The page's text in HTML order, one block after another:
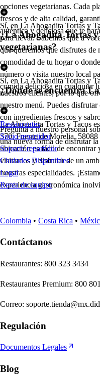
opciones vegetarianas. Cada
frescos y de alta calidad,
auténtica y deliciosa que te
Sí, en La Ahogadita Tortas y
para llevar. Sabemos que a
que queremos que disfrutes de
comodidad de tu hogar o
número o visita nuestro local
comida deliciosa en cualquier
¿La Ahogadita Tortas y
vegetarianas?
Sí, en La Ahogadita Tortas y
nuestros clientes, por lo que
nuestro menú. Puedes
con ingredientes frescos y
Pregunta a nuestro personal
una nueva forma de disfrutar
¿Dónde se encuentra
La Ahogadita Tortas y Tacos
370, Fuente de Morelia,
ubicación es fácil de encontrar
visitarnos y disfrutar de un
nuestras especialidades.
experiencia gastronómica
Restaurantes
Socio repartidor
Soporte repartidor
Ciudades Disponibles
Legal
Renta de equipo
Colombia • Costa Rica •
Contáctanos
Restaurantes: 800 323 3434
Restaurantes Premium: 800
Correo:
Regulación
Documentos Legales
Blog